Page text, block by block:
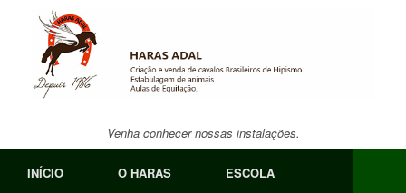
Venha conhecer nossas instalações.
INÍCIO O HARAS ESCOLA